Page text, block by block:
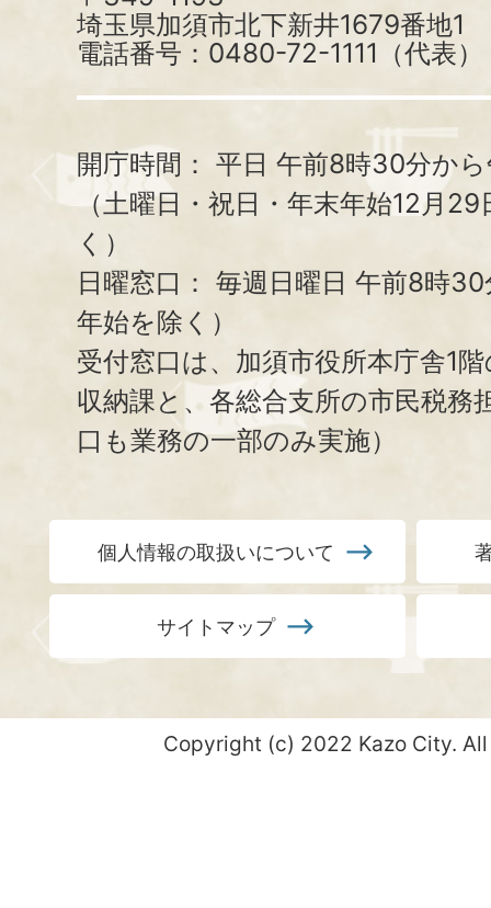
埼玉県加須市北下新井1679番地1
電話番号：0480-72-1111（代表）
開庁時間： 平日 午前8時30分か
（土曜日・祝日・年末年始12月
く）
日曜窓口： 毎週日曜日 午前8時
年始を除く）
受付窓口は、加須市役所本庁舎1
収納課と、 各総合支所の市民税務
口も業務の一部のみ実施）
個人情報の取扱いについて
サイトマップ
Copyright (c) 2022 Kazo City.